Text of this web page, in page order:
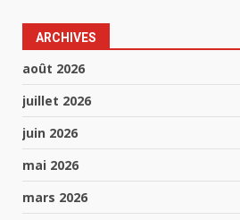
ARCHIVES
août 2026
juillet 2026
juin 2026
mai 2026
mars 2026